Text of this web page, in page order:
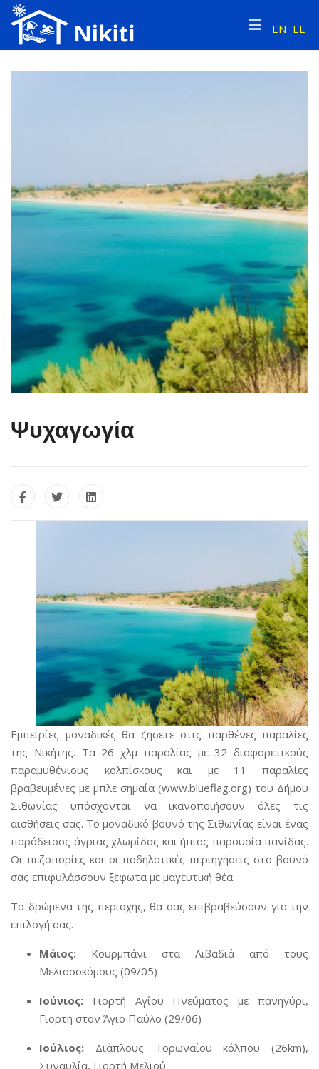
EN EL
Ψυχαγωγία
Εμπειρίες μοναδικές θα ζήσετε στις παρθένες παραλίες
της Νικήτης. Τα 26 χλμ παραλίας με 32 διαφορετικούς
παραμυθένιους κολπίσκους και με 11 παραλίες
βραβευμένες με μπλε σημαία (www.blueflag.org) του Δήμου
Σιθωνίας υπόσχονται να ικανοποιήσουν όλες τις
αισθήσεις σας. Το μοναδικό βουνό της Σιθωνίας είναι ένας
παράδεισος άγριας χλωρίδας και ήπιας παρουσία πανίδας.
Οι πεζοπορίες και οι ποδηλατικές περιηγήσεις στο βουνό
σας επιφυλάσσουν ξέφωτα με μαγευτική θέα.
Τα δρώμενα της περιοχής, θα σας επιβραβεύσουν για την
επιλογή σας.
Μάιος: Κουρμπάνι στα Λιβαδιά από τους
Μελισσοκόμους (09/05)
Ιούνιος: Γιορτή Αγίου Πνεύματος με πανηγύρι,
Γιορτή στον Άγιο Παύλο (29/06)
Ιούλιος: Διάπλους Τορωναίου κόλπου (26km),
Συναυλία, Γιορτή Μελιού